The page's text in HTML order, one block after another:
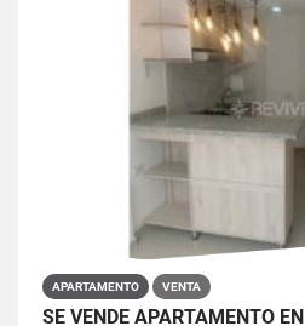
APARTAMENTO VENTA